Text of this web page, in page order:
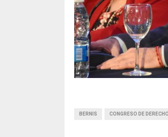
BERNIS CONGRESO DE